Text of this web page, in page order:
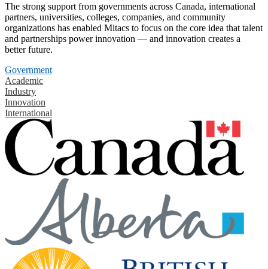
The strong support from governments across Canada, international
partners, universities, colleges, companies, and community
organizations has enabled Mitacs to focus on the core idea that talent
and partnerships power innovation — and innovation creates a
better future.
Government
Academic
Industry
Innovation
International